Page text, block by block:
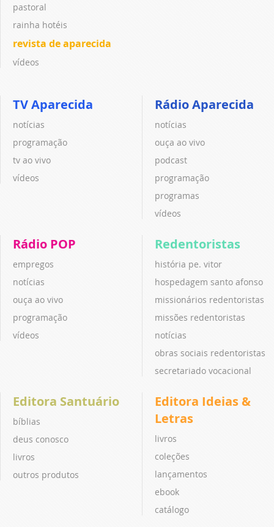
pastoral
rainha hotéis
revista de aparecida
vídeos
TV Aparecida
notícias
programação
tv ao vivo
vídeos
Rádio Aparecida
notícias
ouça ao vivo
podcast
programação
programas
vídeos
Rádio POP
empregos
notícias
ouça ao vivo
programação
vídeos
Redentoristas
história pe. vitor
hospedagem santo afonso
missionários redentoristas
missões redentoristas
notícias
obras sociais redentoristas
secretariado vocacional
Editora Santuário
bíblias
deus conosco
livros
outros produtos
Editora Ideias &
Letras
livros
coleções
lançamentos
ebook
catálogo